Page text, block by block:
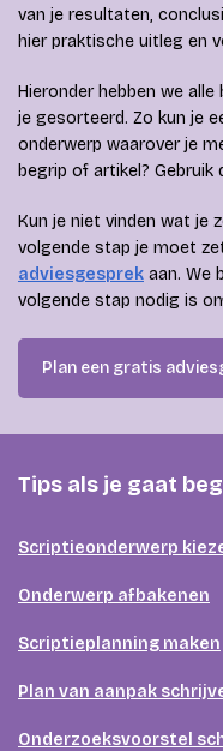
van je resultaten,
hier praktische uitleg en
Hieronder hebben we
je gesorteerd. Zo kun je
onderwerp waarover je
begrip of artikel? Gebruik
Kun je niet vinden wat je
volgende stap je moet
adviesgesprek aan. We
volgende stap nodig is
Plan een gratis
Tips als je gaat
Scriptieonderwerp
Onderwerp afbakenen
Scriptieplanning maken
Plan van aanpak
Onderzoeksvoorstel